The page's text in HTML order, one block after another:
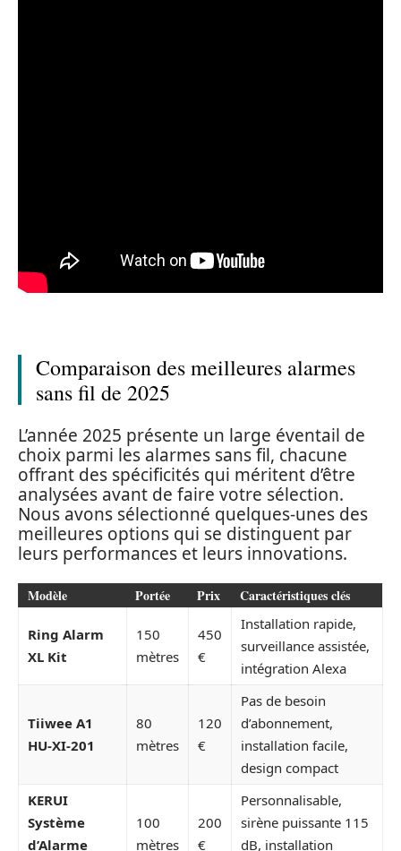
Comparaison des meilleures alarmes
sans fil de 2025
L’année 2025 présente un large éventail de
choix parmi les alarmes sans fil, chacune
offrant des spécificités qui méritent d’être
analysées avant de faire votre sélection.
Nous avons sélectionné quelques-unes des
meilleures options qui se distinguent par
leurs performances et leurs innovations.
Modèle Portée Prix Caractéristiques clés
Ring Alarm
XL Kit
150
mètres
450
€
Installation rapide,
surveillance assistée,
intégration Alexa
Tiiwee A1
HU-XI-201
80
mètres
120
€
Pas de besoin
d’abonnement,
installation facile,
design compact
KERUI
Système
d’Alarme
100
mètres
200
€
Personnalisable,
sirène puissante 115
dB, installation